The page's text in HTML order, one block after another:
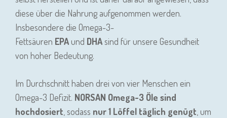
diese über die Nahrung aufgenommen werden.
Insbesondere die Omega-3-
Fettsäuren EPAund DHAsind für unsere Gesundheit
von hoher Bedeutung.
Im Durchschnitt haben drei von vier Menschen ein
Omega-3 Defizit. NORSAN Omega-3 Öle sind
hochdosiert , sodass nur 1 Löffel täglich genügt , um